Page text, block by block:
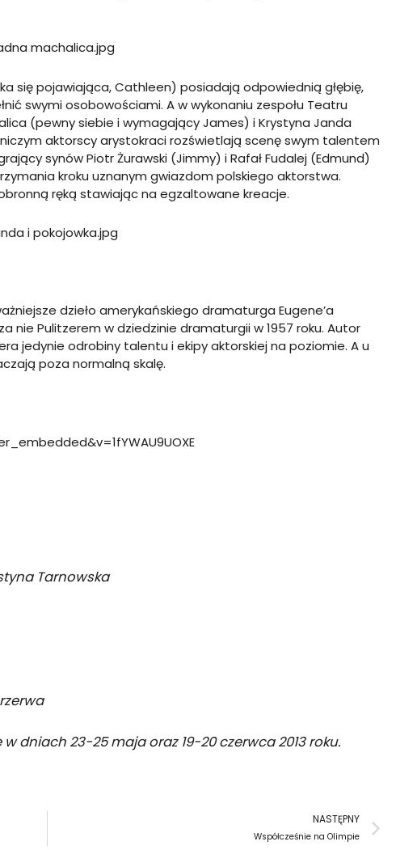
się pojawiająca, Cathleen) posiadają odpowiednią głębię,
swymi osobowościami. A w wykonaniu zespołu Teatru
(pewny siebie i wymagający James) i Krystyna Janda
aktorscy arystokraci rozświetlają scenę swym talentem
synów Piotr Żurawski (Jimmy) i Rafał Fudalej (Edmund)
kroku uznanym gwiazdom polskiego aktorstwa.
ręką stawiając na egzaltowane kreacje.
dzieło amerykańskiego dramaturga Eugene’a
nie Pulitzerem w dziedzinie dramaturgii w 1957 roku. Autor
jedynie odrobiny talentu i ekipy aktorskiej na poziomie. A u
poza normalną skalę.
Tarnowska
dniach 23-25 maja oraz 19-20 czerwca 2013 roku.
NASTĘPNY
Współcześnie na Olimpie